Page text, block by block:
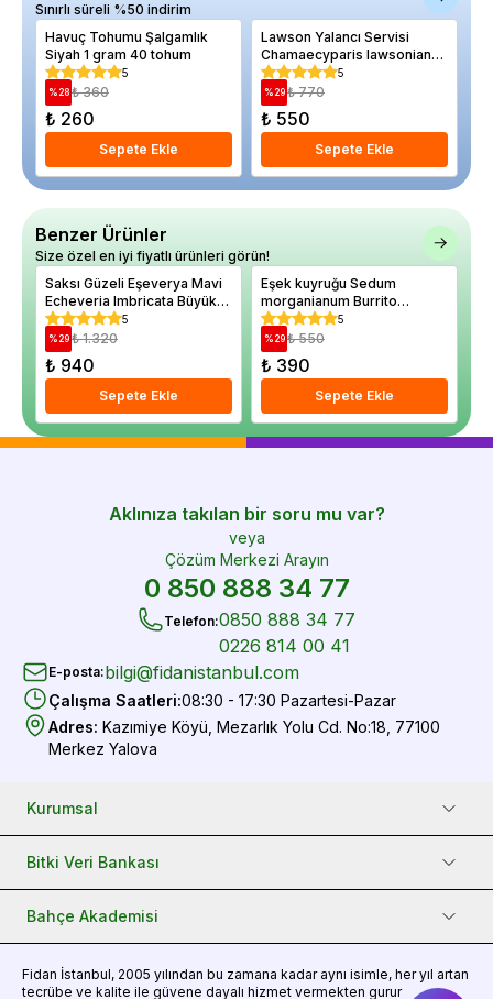
Sınırlı süreli %50 indirim
Havuç Tohumu Şalgamlık
Siyah 1 gram 40 tohum
5
%28 ₺ 360
₺ 260
Sepete Ekle
Lawson Yalancı Servisi
Chamaecyparis lawsoniana
Ellwoodii 20 30 cm
5
%29 ₺ 770
₺ 550
Sepete Ekle
Benzer Ürünler
Size özel en iyi fiyatlı ürünleri görün!
Saksı Güzeli Eşeverya Mavi
Echeveria Imbricata Büyük
Boy Saksıda5
%29 ₺ 1.320
₺ 940
Sepete Ekle
Eşek kuyruğu Sedum
morganianum Burrito
Saksıda
5
%29 ₺ 550
₺ 390
Sepete Ekle
Aklınıza takılan bir soru mu var?
veya
Çözüm Merkezi Arayın
0 850 888 34 77
Telefon:0850 888 34 77
0226 814 00 41
E-posta:bilgi@fidanistanbul.com
Çalışma Saatleri:08:30 - 17:30 Pazartesi-Pazar
Adres: Kazımiye Köyü, Mezarlık Yolu Cd. No:18, 77100
Merkez Yalova
Kurumsal
Bitki Veri Bankası
Bahçe Akademisi
Fidan İstanbul, 2005 yılından bu zamana kadar aynı isimle, her yıl artan
tecrübe ve kalite ile güvene dayalı hizmet vermekten gurur